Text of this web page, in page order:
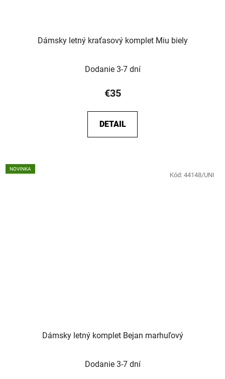
Dámsky letný kraťasový komplet Miu biely
Dodanie 3-7 dní
€35
DETAIL
NOVINKA
Dámsky letný komplet Bejan marhuľový
Dodanie 3-7 dní
Kód: 44148/UNI